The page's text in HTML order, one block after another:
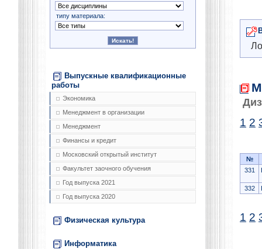
типу материала:
Выпускные квалификационные
работы
Экономика
Менеджмент в организации
Менеджмент
Финансы и кредит
Московский открытый институт
Факультет заочного обучения
Год выпуска 2021
Год выпуска 2020
Физическая культура
Информатика
1 2
№
331
332
1 2